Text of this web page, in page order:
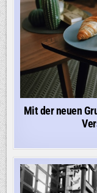
Mit der neuen